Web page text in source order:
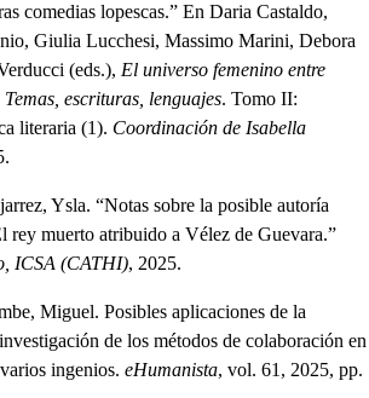
comedias lopescas.” En Daria Castaldo,
Giulia Lucchesi, Massimo Marini, Debora
(eds.), El universo femenino entre
escrituras, lenguajes. Tomo II:
literaria (1). Coordinación de Isabella
Ysla. “Notas sobre la posible autoría
rey muerto atribuido a Vélez de Guevara.”
ICSA (CATHI), 2025.
Miguel. Posibles aplicaciones de la
de los métodos de colaboración en
ingenios. eHumanista, vol. 61, 2025, pp.